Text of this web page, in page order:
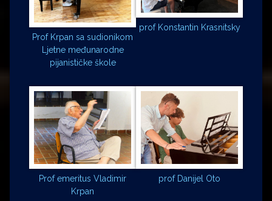
Prof Krpan sa sudionikom
Ljetne međunarodne
pijanističke škole
prof Konstantin Krasnitsky
Prof emeritus Vladimir
Krpan
prof Danijel Oto